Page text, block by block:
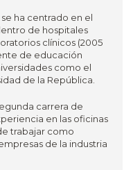
ha centrado en el
de hospitales
clínicos (2005
de educación
como el
de la República.
carrera de
en las oficinas
trabajar como
de la industria